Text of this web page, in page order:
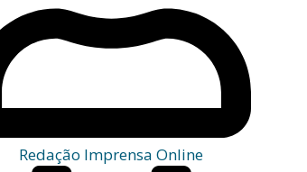
Redação Imprensa Online